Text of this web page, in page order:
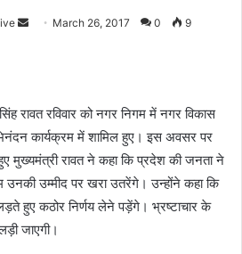
Send March 26, 2017 0 9
रावत रविवार को नगर निगम में नगर विकास
कार्यक्रम में शामिल हुए। इस अवसर पर
मुख्यमंत्री रावत ने कहा कि प्रदेश की जनता ने
उनकी उम्मीद पर खरा उतरेंगे। उन्होंने कहा कि
हुए कठोर निर्णय लेने पड़ेंगे। भ्रष्टाचार के
जाएगी।